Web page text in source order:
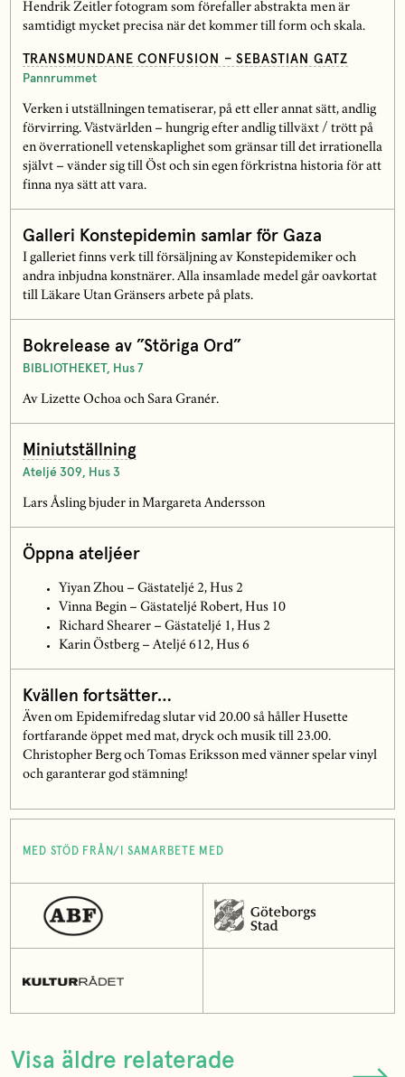
Hendrik Zeitler fotogram som förefaller abstrakta men är
samtidigt mycket precisa när det kommer till form och skala.
TRANSMUNDANE CONFUSION – SEBASTIAN GATZ
Pannrummet
Verken i utställningen tematiserar, på ett eller annat sätt, andlig
förvirring. Västvärlden – hungrig efter andlig tillväxt / trött på
en överrationell vetenskaplighet som gränsar till det irrationella
självt – vänder sig till Öst och sin egen förkristna historia för att
finna nya sätt att vara.
Galleri Konstepidemin samlar för Gaza
I galleriet finns verk till försäljning av Konstepidemiker och
andra inbjudna konstnärer. Alla insamlade medel går oavkortat
till Läkare Utan Gränsers arbete på plats.
Bokrelease av ”Störiga Ord”
BIBLIOTHEKET, Hus 7
Av Lizette Ochoa och Sara Granér.
Miniutställning
Ateljé 309, Hus 3
Lars Åsling bjuder in Margareta Andersson
Öppna ateljéer
Yiyan Zhou – Gästateljé 2, Hus 2
Vinna Begin – Gästateljé Robert, Hus 10
Richard Shearer – Gästateljé 1, Hus 2
Karin Östberg – Ateljé 612, Hus 6
Kvällen fortsätter…
Även om Epidemifredag slutar vid 20.00 så håller Husette
fortfarande öppet med mat, dryck och musik till 23.00.
Christopher Berg och Tomas Eriksson med vänner spelar vinyl
och garanterar god stämning!
MED STÖD FRÅN/I SAMARBETE MED
Visa äldre relaterade